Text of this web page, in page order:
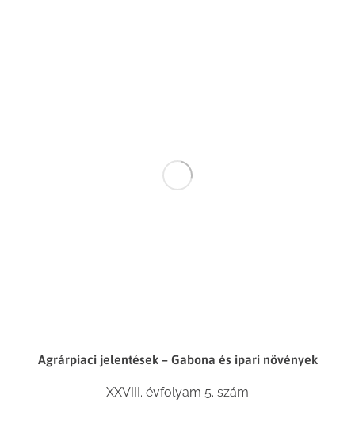
Agrárpiaci jelentések – Gabona és ipari növények
XXVIII. évfolyam 5. szám